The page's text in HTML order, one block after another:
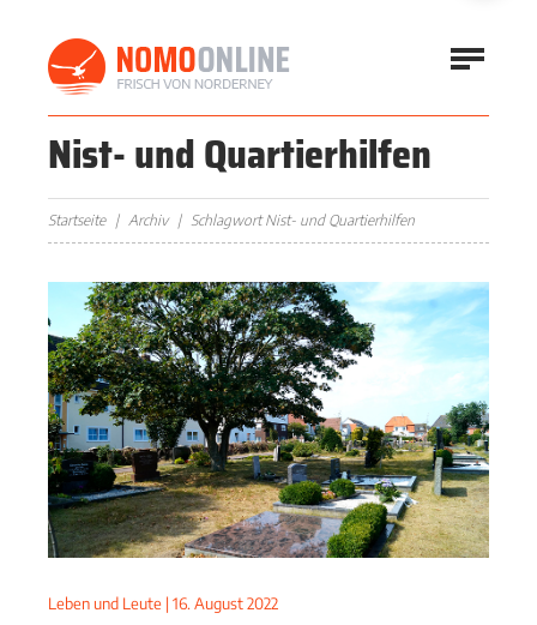
Nist- und Quartierhilfen
Startseite Archiv Schlagwort Nist- und Quartierhilfen
Leben und Leute | 16. August 2022